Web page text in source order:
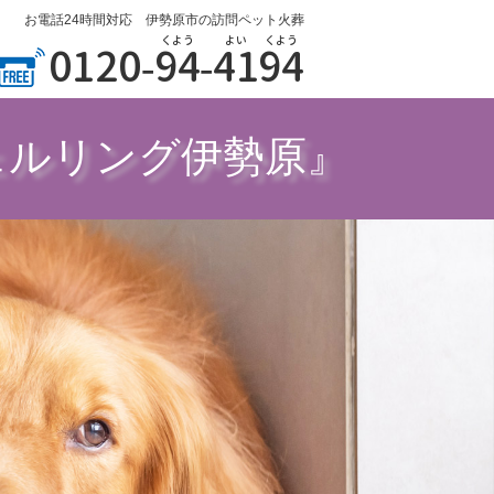
お電話24時間対応 伊勢原市の訪問ペット火葬
0120-94
くよう -41
よい 94
くよう
リング伊勢原』